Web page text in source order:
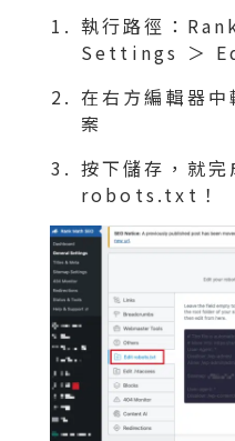
執行路徑：
Settings ＞
在右方編輯器
案
按下儲存，就完
robots.txt！